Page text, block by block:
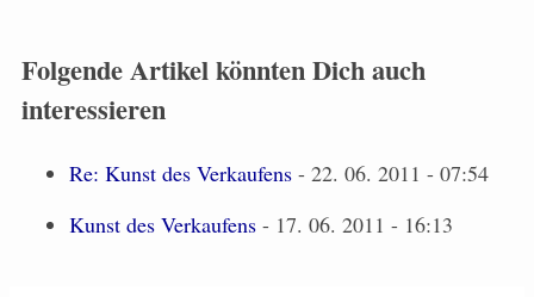
Folgende Artikel könnten Dich auch
interessieren
Re: Kunst des Verkaufens - 22. 06. 2011 - 07:54
Kunst des Verkaufens - 17. 06. 2011 - 16:13